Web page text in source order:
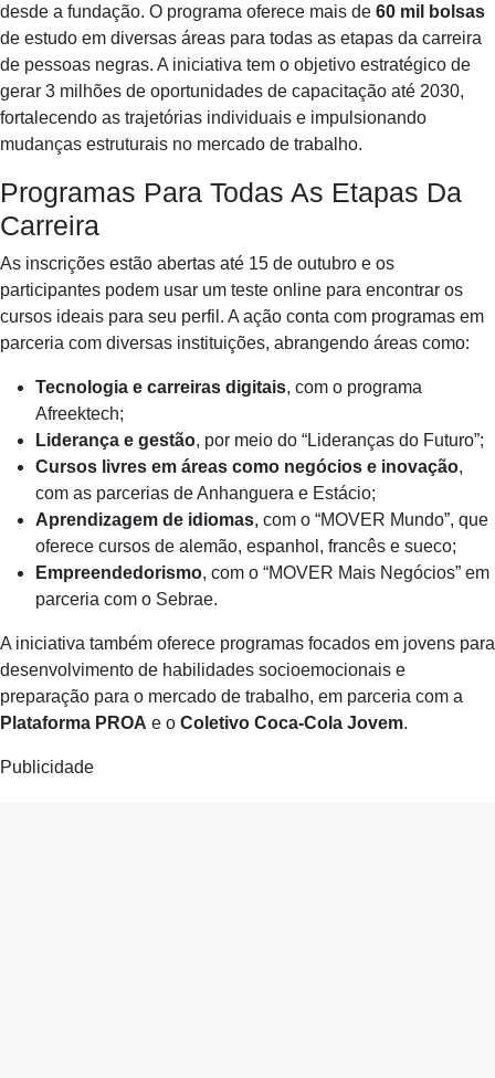
desde a fundação. O programa oferece mais de 60 mil bolsas
de estudo em diversas áreas para todas as etapas da carreira
de pessoas negras. A iniciativa tem o objetivo estratégico de
gerar 3 milhões de oportunidades de capacitação até 2030,
fortalecendo as trajetórias individuais e impulsionando
mudanças estruturais no mercado de trabalho.
Programas Para Todas As Etapas Da
Carreira
As inscrições estão abertas até 15 de outubro e os
participantes podem usar um teste online para encontrar os
cursos ideais para seu perfil. A ação conta com programas em
parceria com diversas instituições, abrangendo áreas como:
Tecnologia e carreiras digitais, com o programa
Afreektech;
Liderança e gestão, por meio do “Lideranças do Futuro”;
Cursos livres em áreas como negócios e inovação,
com as parcerias de Anhanguera e Estácio;
Aprendizagem de idiomas, com o “MOVER Mundo”, que
oferece cursos de alemão, espanhol, francês e sueco;
Empreendedorismo, com o “MOVER Mais Negócios” em
parceria com o Sebrae.
A iniciativa também oferece programas focados em jovens para
desenvolvimento de habilidades socioemocionais e
preparação para o mercado de trabalho, em parceria com a
Plataforma PROA e o Coletivo Coca-Cola Jovem.
Publicidade